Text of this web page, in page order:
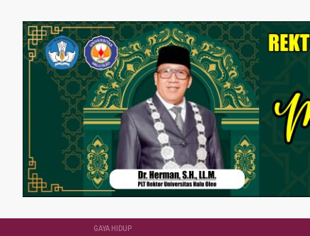
GAYA HIDUP